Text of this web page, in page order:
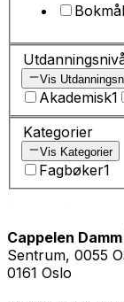
Bokmål
Vis
Akademisk1
Kategorier
Vis Kategorier
Fagbøker1
Cappelen Damm
Sentrum, 0055
0161 Oslo